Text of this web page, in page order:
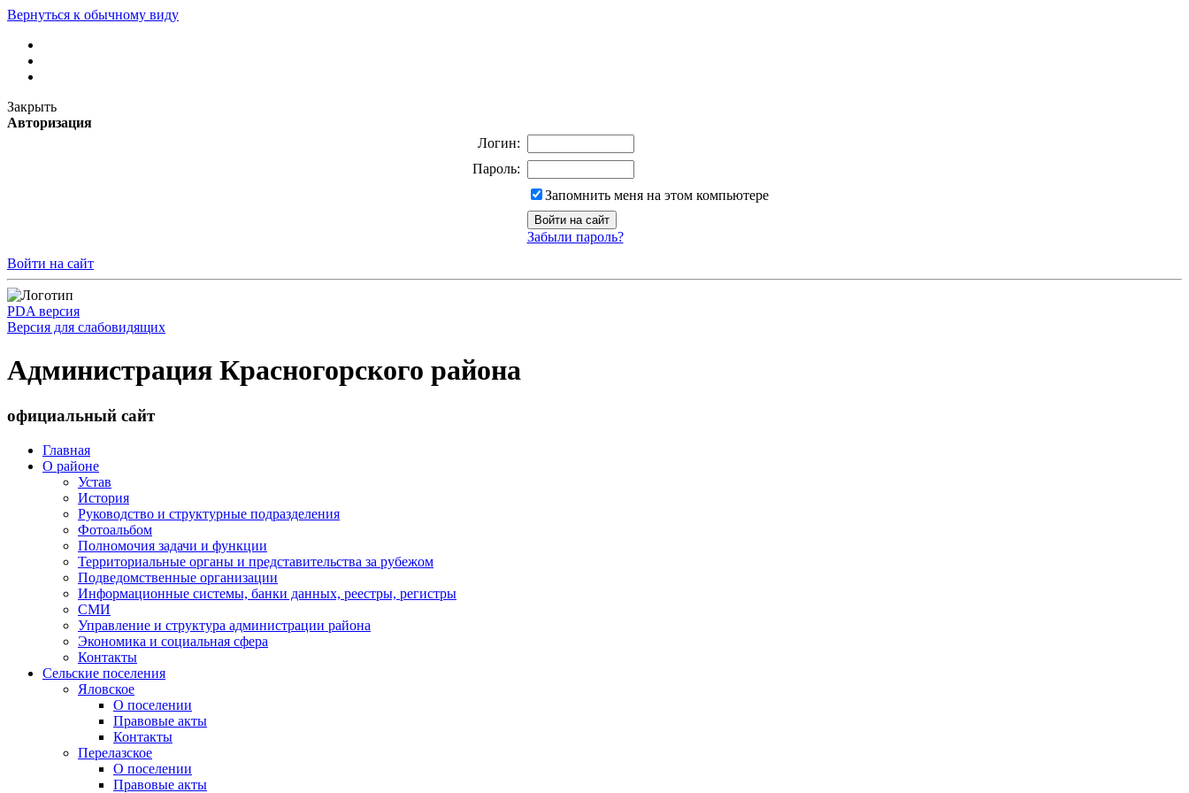
Вернуться к обычному виду
Закрыть
Авторизация
Логин:
Пароль:
Запомнить меня на этом компьютере
Забыли пароль?
Войти на сайт
PDA версия
Версия для слабовидящих
Администрация Красногорского района
официальный сайт
Главная
О районе
Устав
История
Руководство и структурные подразделения
Фотоальбом
Полномочия задачи и функции
Территориальные органы и представительства за рубежом
Подведомственные организации
Информационные системы, банки данных, реестры, регистры
СМИ
Управление и структура администрации района
Экономика и социальная сфера
Контакты
Сельские поселения
Яловское
О поселении
Правовые акты
Контакты
Перелазское
О поселении
Правовые акты